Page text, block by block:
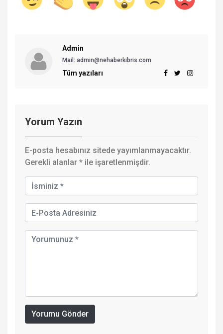
Admin
Mail: admin@nehaberkibris.com
Tüm yazıları
Yorum Yazın
E-posta hesabınız sitede yayımlanmayacaktır.
Gerekli alanlar * ile işaretlenmişdir.
Yorumu Gönder